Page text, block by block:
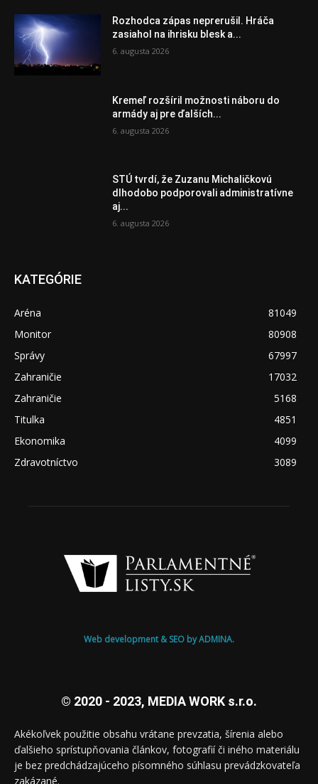
Rozhodca zápas neprerušil. Hráča
zasiahol na ihrisku blesk a...
6. augusta 2026
Kremeľ rozšíril možnosti náboru do
armády aj pre ďalších...
6. augusta 2026
STÚ tvrdí, že Zuzanu Michaličkovú
dlhodobo podporovali administratívne
aj...
6. augusta 2026
KATEGÓRIE
Aréna
81049
Monitor
80908
Správy
67997
Zahraničie
17032
Zahraničie
5168
Titulka
4851
Ekonomika
4099
Zdravotníctvo
3089
Web development & SEO by ADMINA.
© 2020 - 2023, MEDIA WORK s.r.o.
Akékoľvek použitie obsahu vrátane prevzatia, šírenia alebo
ďalšieho sprístupňovania článkov, fotografií či iného materiálu
je bez predchádzajúceho písomného súhlasu prevádzkovateľa
zakázané.